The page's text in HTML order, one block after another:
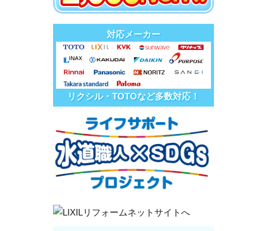
対応メーカー
リクシル・TOTOなど多数対応！